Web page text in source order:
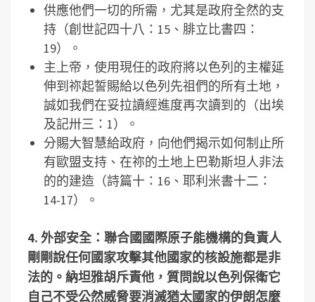
供應他們一切的所需，尤其是政府全然的支
持（創世記四十八：15、腓立比書四：
19）。
主上帝，使用現任的政府將以色列的主權延
伸到祢起誓賜給以色列先祖們的所有土地，
誠如我們在妥拉讀經進度再次讀到的（出埃
及記卅三：1）。
分賜大智慧給政府，向他們揭示如何制止所
有歐盟支持、在祢的土地上巴勒斯坦人非法
的的建造（詩篇十：16、耶利米書十二：
14-17）。
4. 外部安全：聯合國國際原子能機構的負責人
剛剛說任何國家攻擊其他國家的核設施都是非
法的。納坦雅胡斥責他，質問說以色列保衛它
自己不受公然威脅要消滅猶太國家的伊朗怎麼